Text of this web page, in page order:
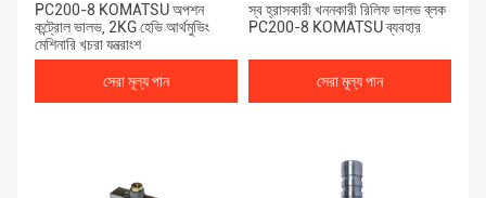
PC200-8 KOMATSU অপশন
কন্ট্রোল ভালভ, 2KG হেভি আর্থমুভিং
মেশিনারি খুচরা যন্ত্রাংশ
সেরা মূল্য পান
স্ব হ্রাসকারী খননকারী রিলিফ ভালভ ব্লক
PC200-8 KOMATSU ব্যবহার
সেরা মূল্য পান